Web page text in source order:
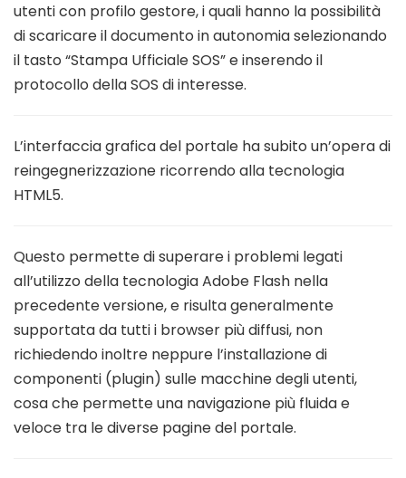
utenti con profilo gestore, i quali hanno la possibilità
di scaricare il documento in autonomia selezionando
il tasto “Stampa Ufficiale SOS” e inserendo il
protocollo della SOS di interesse.
L’interfaccia grafica del portale ha subito un’opera di
reingegnerizzazione ricorrendo alla tecnologia
HTML5.
Questo permette di superare i problemi legati
all’utilizzo della tecnologia Adobe Flash nella
precedente versione, e risulta generalmente
supportata da tutti i browser più diffusi, non
richiedendo inoltre neppure l’installazione di
componenti (plugin) sulle macchine degli utenti,
cosa che permette una navigazione più fluida e
veloce tra le diverse pagine del portale.